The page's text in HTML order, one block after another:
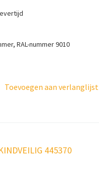
RAL-nummer 9010
Toevoegen aan verlanglijst
445370